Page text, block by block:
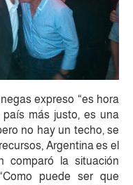
expreso “es hora
más justo, es una
no hay un techo, se
Argentina es el
comparó la situación
puede ser que